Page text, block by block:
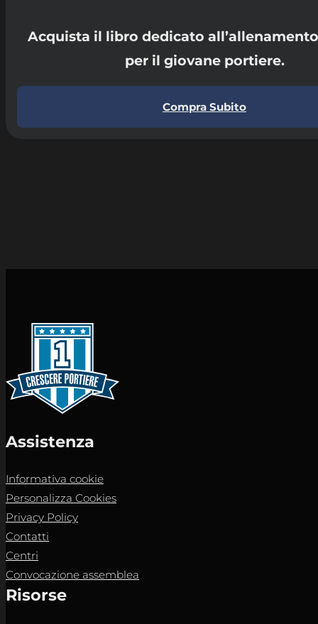
Acquista il libro dedicato
per il giovane portiere.
Compra Subito
Assistenza
Informativa cookie
Personalizza Cookies
Privacy Policy
Contatti
Centri
Convocazione assemblea
Risorse